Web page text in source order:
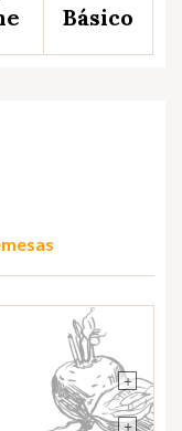
Básico
+
+